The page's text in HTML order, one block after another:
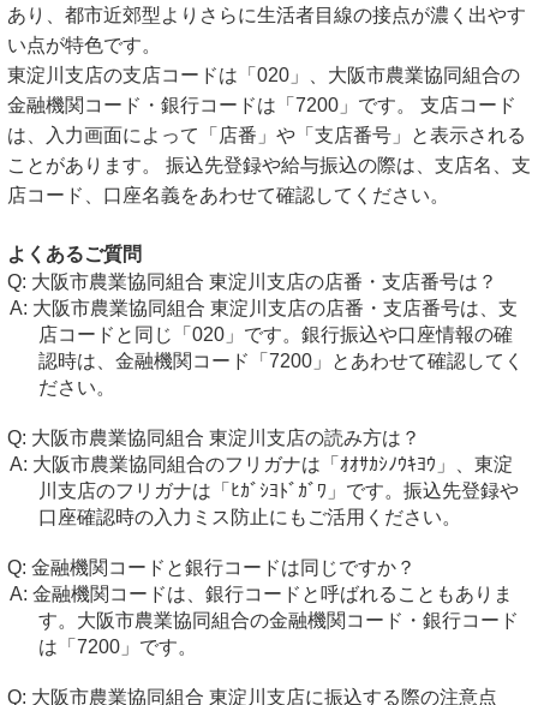
あり、都市近郊型よりさらに生活者目線の接点が濃く出やす
い点が特色です。
東淀川支店の支店コードは「020」、大阪市農業協同組合の
金融機関コード・銀行コードは「7200」です。 支店コード
は、入力画面によって「店番」や「支店番号」と表示される
ことがあります。 振込先登録や給与振込の際は、支店名、支
店コード、口座名義をあわせて確認してください。
よくあるご質問
大阪市農業協同組合 東淀川支店の店番・支店番号は？
大阪市農業協同組合 東淀川支店の店番・支店番号は、支
店コードと同じ「020」です。銀行振込や口座情報の確
認時は、金融機関コード「7200」とあわせて確認してく
ださい。
大阪市農業協同組合 東淀川支店の読み方は？
大阪市農業協同組合のフリガナは「ｵｵｻｶｼﾉｳｷﾖｳ」、東淀
川支店のフリガナは「ﾋｶﾞｼﾖﾄﾞｶﾞﾜ」です。振込先登録や
口座確認時の入力ミス防止にもご活用ください。
金融機関コードと銀行コードは同じですか？
金融機関コードは、銀行コードと呼ばれることもありま
す。大阪市農業協同組合の金融機関コード・銀行コード
は「7200」です。
大阪市農業協同組合 東淀川支店に振込する際の注意点